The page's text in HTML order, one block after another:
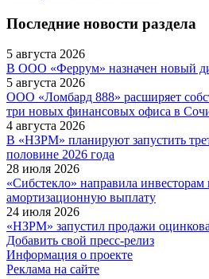
Последние новости раздела
5 августа 2026
В ООО «Феррум» назначен новый
5 августа 2026
ООО «Ломбард 888» расширяет
три новых финансовых офиса в
4 августа 2026
В «НЗРМ» планируют запустить
половине 2026 года
28 июля 2026
«Сибстекло» направила
амортизационную выплату
24 июля 2026
«НЗРМ» запустил продажи
Добавить свой пресс-релиз
Информация о проекте
Реклама на сайте